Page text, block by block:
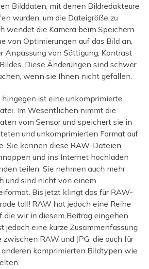
Bilddaten, mit denen Bildredakteure
wurden, um die Dateigröße zu
wendet die Kamera beim Speichern
von Optimierungen auf das Bild an,
Anpassung von Sättigung, Kontrast
Diese Änderungen sind schwer
wenn sie Ihnen nicht gefallen.
hingegen ist eine unkomprimierte
Im Wesentlichen nimmt die
vom Sensor und speichert sie in
und unkomprimierten Format auf
Sie können diese RAW-Dateien
und ins Internet hochladen
teilen. Sie nehmen auch mehr
und sind nicht von einem
Bis jetzt klingt das für RAW-
toll! RAW hat jedoch eine Reihe
die wir in diesem Beitrag eingehen
jedoch eine kurze Zusammenfassung
RAW und JPG, die auch für
anderen komprimierten Bildtypen wie